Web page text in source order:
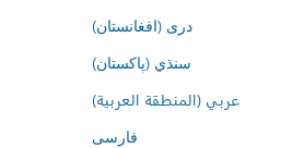
درى (افغانستان)
سنڌي (پاکستان)
عربي (المنطقة العربية)
فارسى